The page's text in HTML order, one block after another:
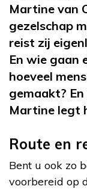
Martine van
gezelschap
reist zij
En wie gaan
hoeveel
gemaakt?
Martine legt
Route en
Bent u ook zo
voorbereid op